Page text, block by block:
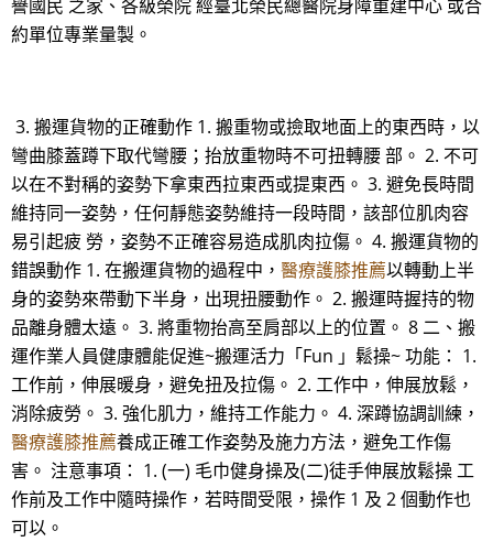
譽國民 之家、各級榮院 經臺北榮民總醫院身障重建中心 或合
約單位專業量製。
3. 搬運貨物的正確動作 1. 搬重物或撿取地面上的東西時，以
彎曲膝蓋蹲下取代彎腰；抬放重物時不可扭轉腰 部。 2. 不可
以在不對稱的姿勢下拿東西拉東西或提東西。 3. 避免長時間
維持同一姿勢，任何靜態姿勢維持一段時間，該部位肌肉容
易引起疲 勞，姿勢不正確容易造成肌肉拉傷。 4. 搬運貨物的
錯誤動作 1. 在搬運貨物的過程中， 醫療護膝推薦以轉動上半
身的姿勢來帶動下半身，出現扭腰動作。 2. 搬運時握持的物
品離身體太遠。 3. 將重物抬高至肩部以上的位置。 8 二、搬
運作業人員健康體能促進~搬運活力「Fun 」鬆操~ 功能： 1.
工作前，伸展暖身，避免扭及拉傷。 2. 工作中，伸展放鬆，
消除疲勞。 3. 強化肌力，維持工作能力。 4. 深蹲協調訓練，
醫療護膝推薦養成正確工作姿勢及施力方法，避免工作傷
害。 注意事項： 1. (一) 毛巾健身操及(二)徒手伸展放鬆操 工
作前及工作中隨時操作，若時間受限，操作 1 及 2 個動作也
可以。